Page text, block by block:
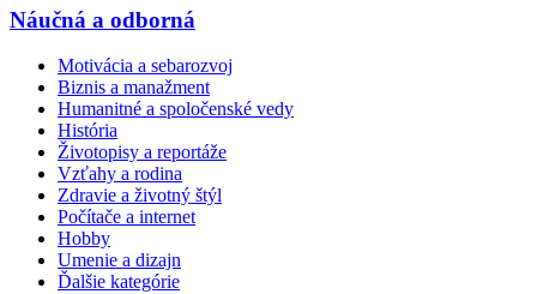
Náučná a odborná
Motivácia a sebarozvoj
Biznis a manažment
Humanitné a spoločenské vedy
História
Životopisy a reportáže
Vzťahy a rodina
Zdravie a životný štýl
Počítače a internet
Hobby
Umenie a dizajn
Ďalšie kategórie